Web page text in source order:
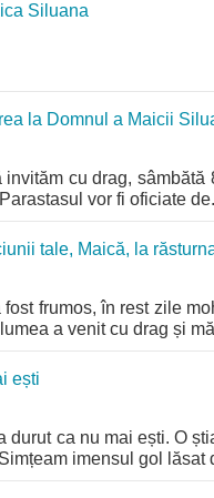
Siluana
la Domnul a Maicii
invităm cu drag,
vor fi oficiate
tale, Maică, la
fost frumos, în rest zile
a venit cu drag și
ești
durut ca nu mai ești. O
imensul gol lăsat